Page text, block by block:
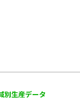
生産データ